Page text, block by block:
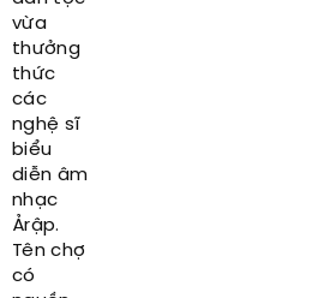
vừa
thưởng
thức
các
nghệ sĩ
biểu
diễn âm
nhạc
Ảrập.
Tên chợ
có